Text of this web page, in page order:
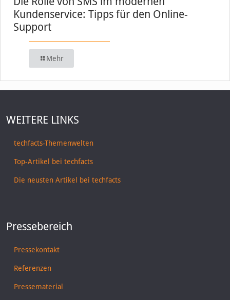
Kundenservice: Tipps für den Online-
Support
Mehr
WEITERE LINKS
techfacts-Themenwelten
Top-Artikel bei techfacts
Die neusten Artikel bei techfacts
Pressebereich
Pressekontakt
Referenzen
Pressematerial